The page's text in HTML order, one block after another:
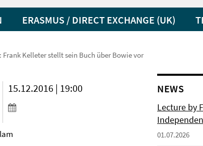
ERASMUS / DIRECT EXCHANGE (UK)
Frank Kelleter stellt sein Buch über Bowie vor
15.12.2016 | 19:00 NEWS
Lecture by
01.07.2026